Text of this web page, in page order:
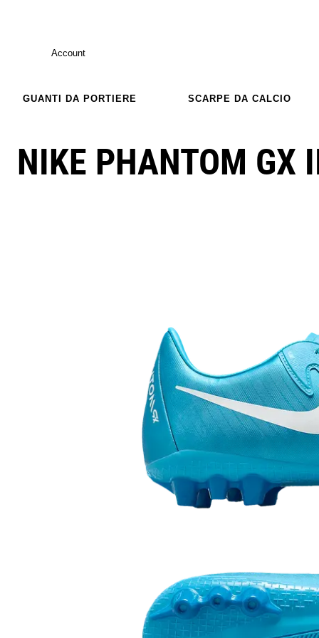
Account
GUANTI DA PORTIERE SCARPE DA CALCIO
NIKE PHANTOM GX